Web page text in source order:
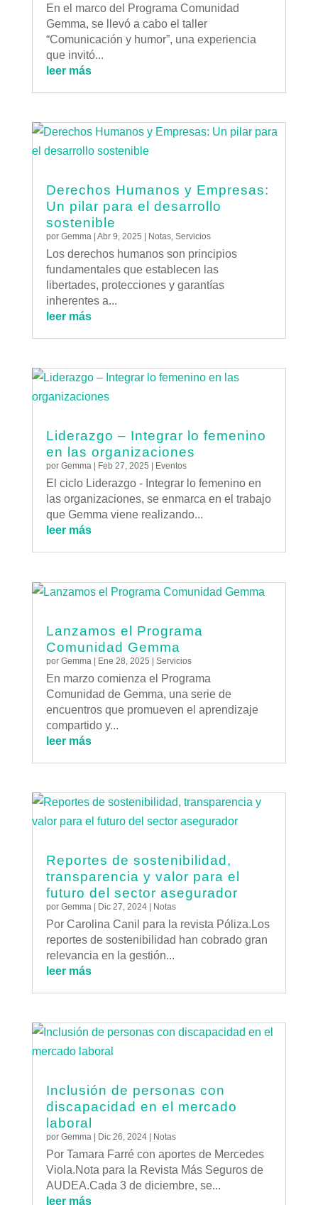
En el marco del Programa Comunidad
Gemma, se llevó a cabo el taller
“Comunicación y humor”, una experiencia
que invitó...
leer más
Derechos Humanos y Empresas:
Un pilar para el desarrollo
sostenible
por Gemma| Abr 9, 2025 Notas, Servicios
Los derechos humanos son principios
fundamentales que establecen las
libertades, protecciones y garantías
inherentes a...
leer más
Liderazgo – Integrar lo femenino
en las organizaciones
por Gemma| Feb 27, 2025 Eventos
El ciclo Liderazgo - Integrar lo femenino en
las organizaciones, se enmarca en el trabajo
que Gemma viene realizando...
leer más
Lanzamos el Programa
Comunidad Gemma
por Gemma | Ene 28, 2025 | Servicios
En marzo comienza el Programa
Comunidad de Gemma, una serie de
encuentros que promueven el aprendizaje
compartido y...
leer más
Reportes de sostenibilidad,
transparencia y valor para el
futuro del sector asegurador
por Gemma| Dic 27, 2024| Notas
Por Carolina Canil para la revista Póliza.Los
reportes de sostenibilidad han cobrado gran
relevancia en la gestión...
leer más
Inclusión de personas con
discapacidad en el mercado
laboral
por Gemma| Dic 26, 2024| Notas
Por Tamara Farré con aportes de Mercedes
Viola.Nota para la Revista Más Seguros de
AUDEA.Cada 3 de diciembre, se...
leer más